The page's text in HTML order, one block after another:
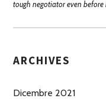
tough negotiator even before
ARCHIVES
Dicembre 2021